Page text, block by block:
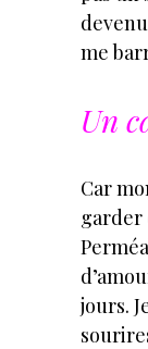
me
Un
Car
garder
jours.